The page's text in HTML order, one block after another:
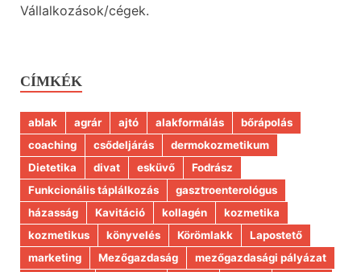
Vállalkozások/cégek.
CÍMKÉK
ablak agrár ajtó alakformálás
bőrápolás
coaching
csődeljárás
dermokozmetikum
Dietetika
divat esküvő
Fodrász
Funkcionális táplálkozás
gasztroenterológus
házasság
Kavitáció kollagén
kozmetika
kozmetikus
könyvelés Körömlakk
Lapostető
marketing
Mezőgazdaság
mezőgazdasági pályázat